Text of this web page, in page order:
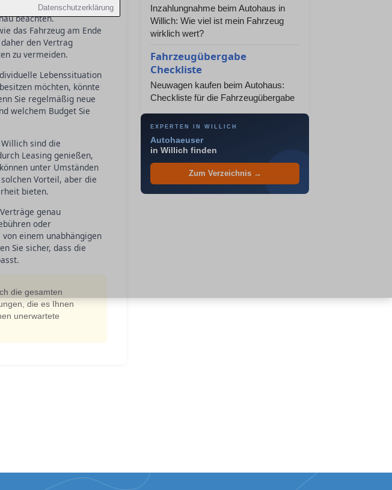
Datenschutzerklärung
beachten.
das Fahrzeug am Ende
den Vertrag
zu vermeiden.
Lebenssituation
möchten, könnte
Sie regelmäßig neue
welchem Budget Sie
sind die
Leasing genießen,
unter Umständen
Vorteil, aber die
bieten.
genau
oder
einem unabhängigen
Sie sicher, dass die
die gesamten
die es Ihnen
unerwartete
Inzahlungnahme beim Autohaus in
Willich: Wie viel ist mein Fahrzeug
wirklich wert?
Fahrzeugübergabe
Checkliste
Neuwagen kaufen beim Autohaus:
Checkliste für die Fahrzeugübergabe
EXPERTEN IN WILLICH
Autohaeuser
in Willich finden
Zum Verzeichnis →